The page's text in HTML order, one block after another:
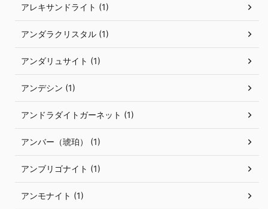
アレキサンドライト (1)
アンダラクリスタル (1)
アンダリュサイト (1)
アンデシン (1)
アンドラダイトガーネット (1)
アンバー（琥珀） (1)
アンブリゴナイト (1)
アンモナイト (1)